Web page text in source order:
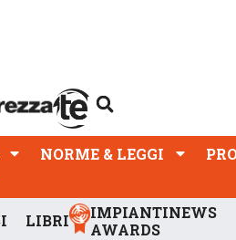
NORME & LEGGI
LIBRI
IMPIANTINEWS
AWARDS